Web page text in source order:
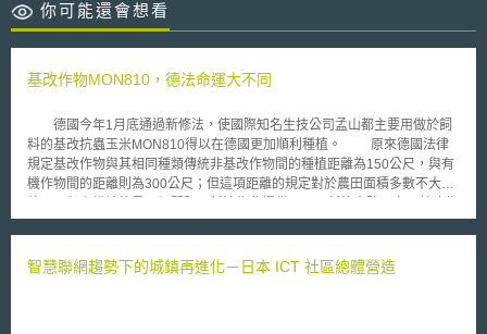
你可能還會想看
基改作物MON810，德法命運大不同
德國今年1月底通過新修法，使國際知名生技公司孟山都主要用做於飼
料的基改抗蟲玉米MON810得以在德國更加順利種植。 原來德國法律
規定基改作物與其相同種類傳統非基改作物間的種植距離為150公尺，與有
機作物間的距離則為300公尺；但這項距離的規定對於農田面積多數不大的
物種植者可與其相鄰傳統作物種植者簽訂契約來排除前述種植距離的限制，
作物種植者簽訂契約的意願。 專家評論德國這項新的立法仍然為德不
智慧聯網趨勢下的城鎮再進化－日本 ICT 社區總體營造